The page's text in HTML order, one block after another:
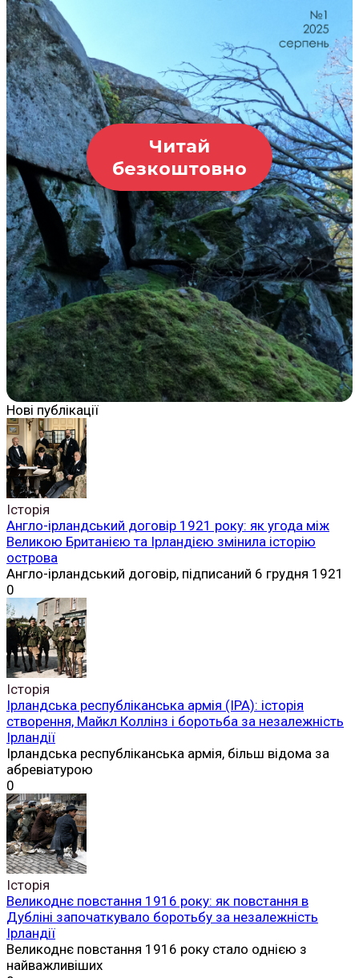
Читай
безкоштовно
Нові публікації
Історія
Англо-ірландський договір 1921 року: як угода між
Великою Британією та Ірландією змінила історію
острова
Англо-ірландський договір, підписаний 6 грудня 1921
0
Історія
Ірландська республіканська армія (ІРА): історія
створення, Майкл Коллінз і боротьба за незалежність
Ірландії
Ірландська республіканська армія, більш відома за
абревіатурою
0
Історія
Великоднє повстання 1916 року: як повстання в
Дубліні започаткувало боротьбу за незалежність
Ірландії
Великоднє повстання 1916 року стало однією з
найважливіших